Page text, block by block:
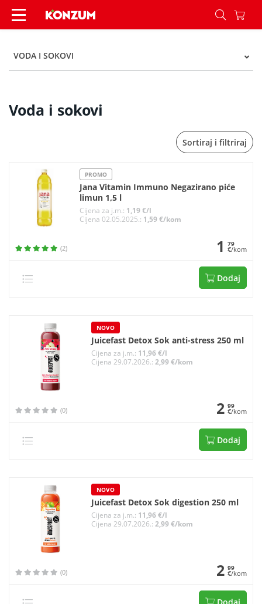
Voda i sokovi - Kategorije - Konzum
VODA I SOKOVI
Voda i sokovi
Sortiraj i filtriraj
PROMO
Jana Vitamin Immuno Negazirano piće
limun 1,5 l
Cijena za j.m.: 1,19 €/l
Cijena 02.05.2025.: 1,59 €/kom
(2) 1 79
€/kom
Dodaj
NOVO
Juicefast Detox Sok anti-stress 250 ml
Cijena za j.m.: 11,96 €/l
Cijena 29.07.2026.: 2,99 €/kom
(0) 2 99
€/kom
Dodaj
NOVO
Juicefast Detox Sok digestion 250 ml
Cijena za j.m.: 11,96 €/l
Cijena 29.07.2026.: 2,99 €/kom
(0) 2 99
€/kom